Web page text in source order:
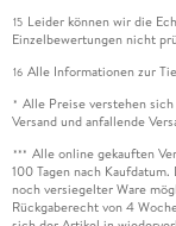
15 Leider können wir die
Einzelbewertungen nicht
16 Alle Informationen zur
* Alle Preise verstehen
Versand und anfallende
*** Alle online gekauften
100 Tagen nach
noch versiegelter Ware
Rückgaberecht von 4